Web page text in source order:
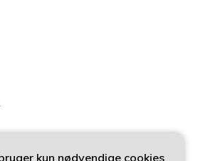
kun nødvendige cookies